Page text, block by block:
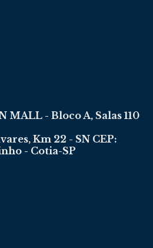
MALL - Bloco A, Salas 110
Km 22 - SN CEP:
- Cotia-SP